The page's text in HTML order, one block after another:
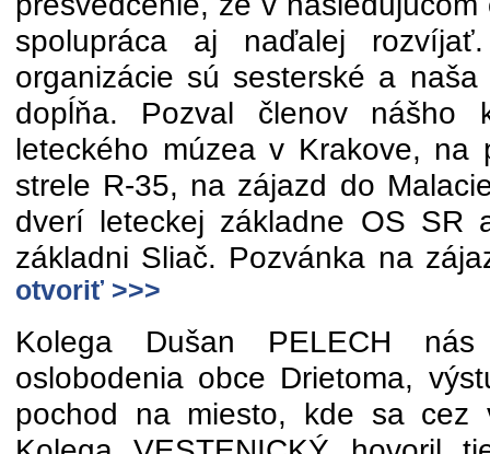
spolupráca aj naďalej
organizácie sú sesterské a
dopĺňa. Pozval členov nášho
leteckého múzea v Krakove, na
strele R-35, na zájazd do
dverí leteckej základne OS SR
základni Sliač. Pozvánka na
otvoriť >>>
Kolega Dušan PELECH
oslobodenia obce Drietoma,
pochod na miesto, kde sa cez